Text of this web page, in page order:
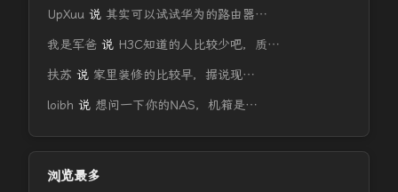
UpXuu 说 其实可以试试华为的路由器…
我是军爸 说 H3C知道的人比较少吧，质…
扶苏 说 家里装修的比较早，据说现…
loibh 说 想问一下你的NAS，机箱是…
浏览最多